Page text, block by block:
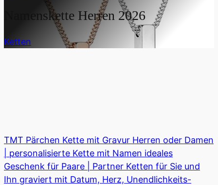
Namenskette Herren 2026
Ketten
TMT Pärchen Kette mit Gravur Herren oder Damen
| personalisierte Kette mit Namen ideales
Geschenk für Paare | Partner Ketten für Sie und
Ihn graviert mit Datum, Herz, Unendlichkeits-